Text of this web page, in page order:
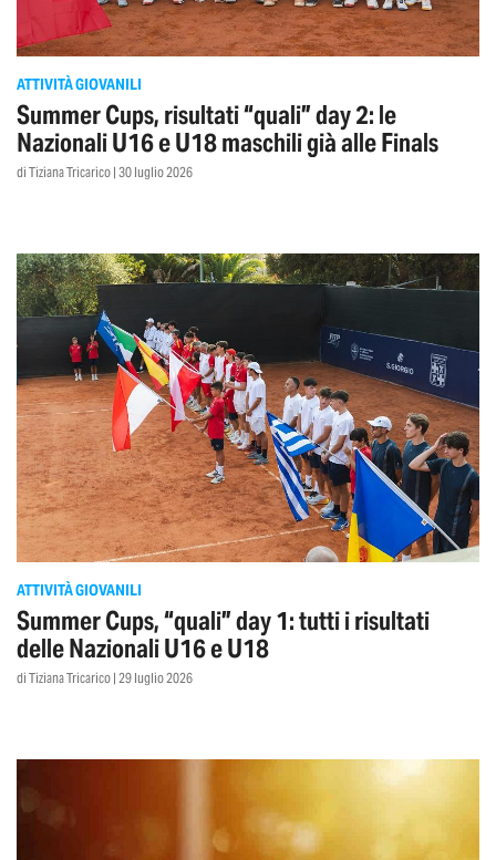
ATTIVITÀ GIOVANILI
Summer Cups, risultati “quali” day 2: le
Nazionali U16 e U18 maschili già alle Finals
di Tiziana Tricarico | 30 luglio 2026
ATTIVITÀ GIOVANILI
Summer Cups, “quali” day 1: tutti i risultati
delle Nazionali U16 e U18
di Tiziana Tricarico | 29 luglio 2026